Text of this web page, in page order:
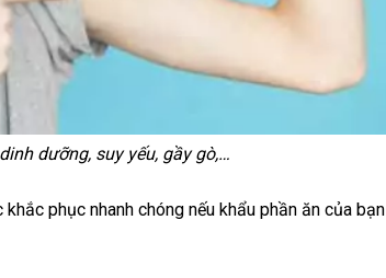
dưỡng, suy yếu, gầy gò,…
phục nhanh chóng nếu khẩu phần ăn của